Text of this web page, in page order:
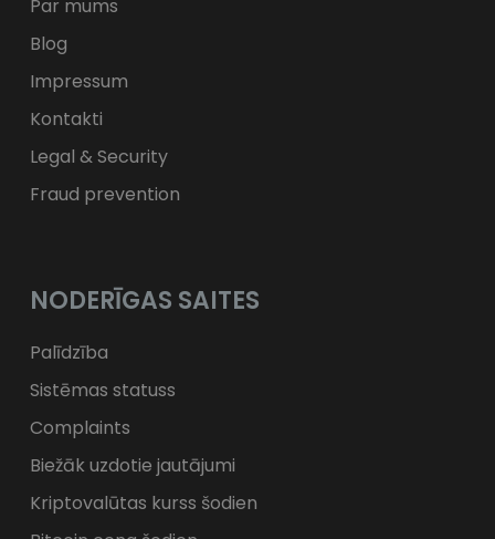
Par mums
Blog
Impressum
Kontakti
Legal & Security
Fraud prevention
NODERĪGAS SAITES
Palīdzība
Sistēmas statuss
Complaints
Biežāk uzdotie jautājumi
Kriptovalūtas kurss šodien